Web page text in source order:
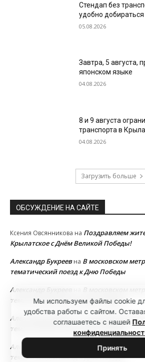
Стендап без
удобно
05.08.2026
Завтра, 5 августа,
японском языке
04.08.2026
8 и 9 августа
транспорта в
04.08.2026
Загрузить больше
ОБСУЖДЕНИЕ НА САЙТЕ
Ксения Овсянникова на Поздравляем
Крылатское с Днём Великой Победы!
Александр Букреевна В московском
тематический поезд к Дню Победы
Александр Букреев
В московском
тематический поезд к Дню Победы
Александр Букреев
В московском
тематический поезд к Дню Победы
Александр Букреев
В московском
тематический поезд к Дню Победы
Мы используем файлы cookie
удобства работы с сайтом.
соглашаетесь с нашей
Принять